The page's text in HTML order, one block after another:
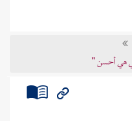
هي أحسن "